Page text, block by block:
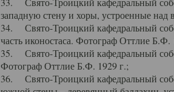
западную стену и хоры, устроенные
34. Свято-Троицкий кафедральный
часть иконостаса. Фотограф Оттлие Б.Ф.
35. Свято-Троицкий кафедральный
Фотограф Оттлие Б.Ф. 1929 г.;
36. Свято-Троицкий кафедральный